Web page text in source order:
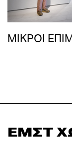
ΜΙΚΡΟΙ
ΕΜΣΤ